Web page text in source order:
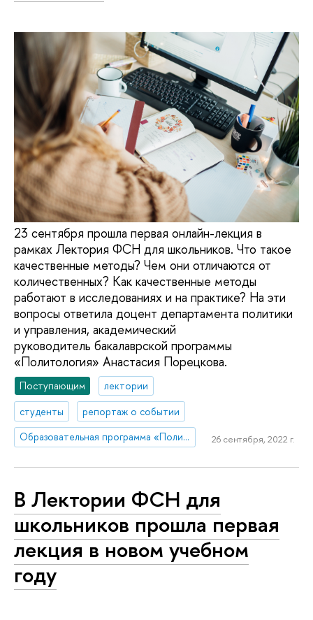
23 сентября прошла первая онлайн-лекция в
рамках Лектория ФСН для школьников. Что такое
качественные методы? Чем они отличаются от
количественных? Как качественные методы
работают в исследованиях и на практике? На эти
вопросы ответила доцент департамента политики
и управления, академический
руководитель бакалаврской программы
«Политология» Анастасия Порецкова.
Поступающим
лектории
студенты
репортаж о событии
Образовательная программа «Политология»
26 сентября, 2022 г.
В Лектории ФСН для
школьников прошла первая
лекция в новом учебном
году